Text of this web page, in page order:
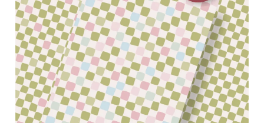
y
Manualidades